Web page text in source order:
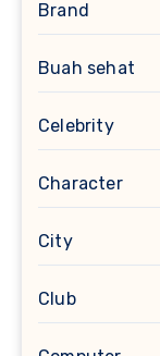
Brand
Buah sehat
Celebrity
Character
City
Club